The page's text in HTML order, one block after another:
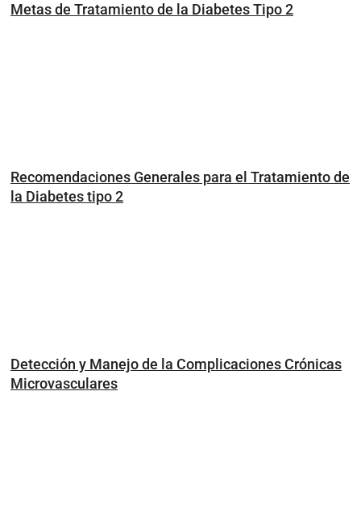
Metas de Tratamiento de la Diabetes Tipo 2
Recomendaciones Generales para el Tratamiento de
la Diabetes tipo 2
Detección y Manejo de la Complicaciones Crónicas
Microvasculares